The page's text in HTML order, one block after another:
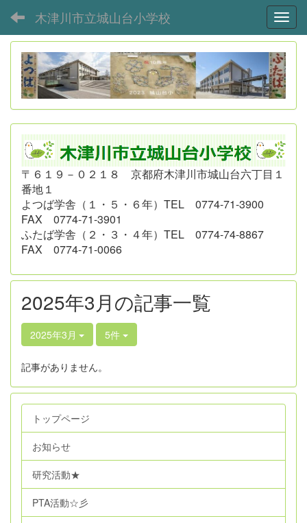
木津川市立城山台小学校
〒６１９－０２１８ 京都府木津川市城山台六丁目１
番地１
よつば学舎（１・５・６年） TEL 0774-71-3900
FAX 0774-71-3901
ふたば学舎（２・３・４年） TEL 0774-74-8867
FAX 0774-71-0066
2025年3月の記事一覧
2025年3月 5件
記事がありません。
トップページ
お知らせ
研究活動★
PTA活動☆彡